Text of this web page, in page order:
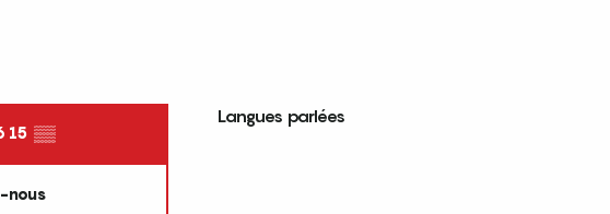
15 ▒▒
nous
Langues parlées
Langues parlées